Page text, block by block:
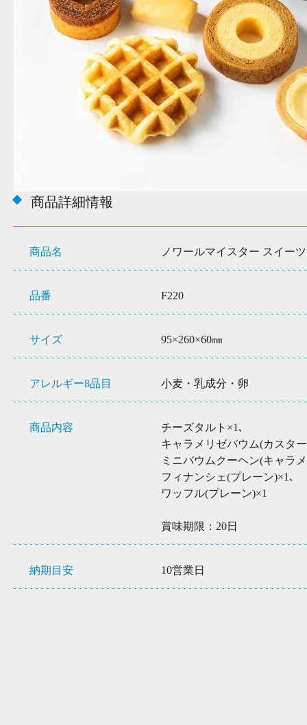
商品詳細情報
商品名 ノワールマイスター スイー
品番 F220
サイズ 95×260×60㎜
アレルギー8品目 小麦・乳成分・卵
商品内容
チーズタルト×1､
キャラメリゼバウム(カスタ
ミニバウムクーヘン(キャラ
フィナンシェ(プレーン)×1､
ワッフル(プレーン)×1
賞味期限：20日
納期目安 10営業日